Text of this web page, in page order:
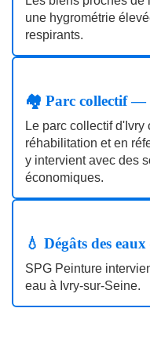
une hygrométrie
respirants.
🏘️ Parc collectif —
Le parc collectif d'Ivry
réhabilitation et en
y intervient avec des
économiques.
💧 Dégâts des
SPG Peinture
eau à Ivry‑sur‑Seine.